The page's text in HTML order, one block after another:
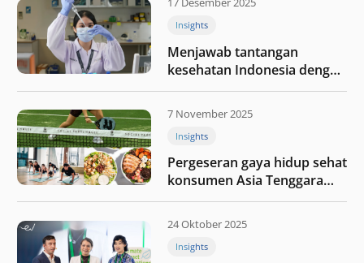
Insights
Menjawab tantangan
kesehatan Indonesia dengan
berinvestasi di teknologi
kesehatan
7 November 2025
Insights
Pergeseran gaya hidup sehat
konsumen Asia Tenggara
pada tahun 2025
24 Oktober 2025
Insights